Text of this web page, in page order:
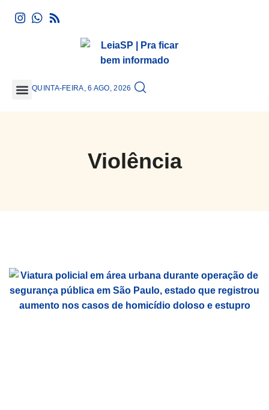
QUINTA-FEIRA, 6 AGO, 2026
Violência